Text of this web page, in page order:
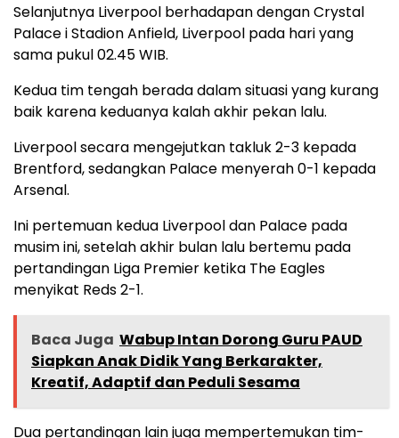
Selanjutnya Liverpool berhadapan dengan Crystal
Palace i Stadion Anfield, Liverpool pada hari yang
sama pukul 02.45 WIB.
Kedua tim tengah berada dalam situasi yang kurang
baik karena keduanya kalah akhir pekan lalu.
Liverpool secara mengejutkan takluk 2-3 kepada
Brentford, sedangkan Palace menyerah 0-1 kepada
Arsenal.
Ini pertemuan kedua Liverpool dan Palace pada
musim ini, setelah akhir bulan lalu bertemu pada
pertandingan Liga Premier ketika The Eagles
menyikat Reds 2-1.
Baca Juga Wabup Intan Dorong Guru PAUD
Siapkan Anak Didik Yang Berkarakter,
Kreatif, Adaptif dan Peduli Sesama
Dua pertandingan lain juga mempertemukan tim-